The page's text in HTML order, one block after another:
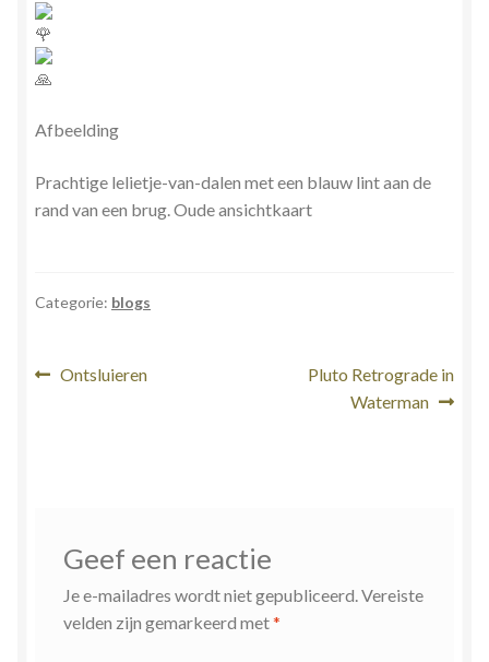
Afbeelding
Prachtige lelietje-van-dalen met een blauw lint aan de
rand van een brug. Oude ansichtkaart
Categorie: blogs
Bericht
Vorig
Ontsluieren
Volgend
bericht:
Pluto Retrograde in
Waterman
Geef een reactie
Je e-mailadres wordt niet gepubliceerd. Vereiste
velden zijn gemarkeerd met*